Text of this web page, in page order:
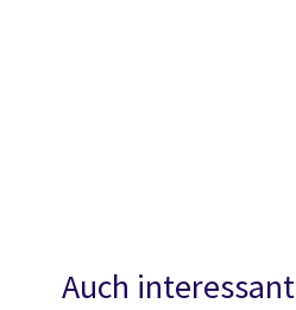
Auch interessant